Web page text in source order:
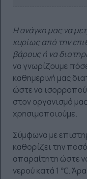
Η ανάγκη μας να
κυρίως από την
βάρους ή να
να γνωρίζουμε
καθημερινή μας
ώστε να
στον οργανισμό
χρησιμοποιούμε.
Σύμφωνα με
καθορίζει την
απαραίτητη ώστε
νερού κατά 1 ℃.